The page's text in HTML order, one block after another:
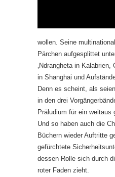
wollen. Seine
Pärchen aufgesplittet
‚Ndrangheta in
in Shanghai und
Denn es scheint, als
in den drei
Präludium für ein weitaus
Und so haben auch die
Büchern wieder Auftritte
gefürchtete
dessen Rolle sich durch
roter Faden zieht.